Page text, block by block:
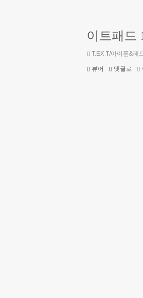
이트패드
T.EX.T/아이폰&패
뷰어 댓글로